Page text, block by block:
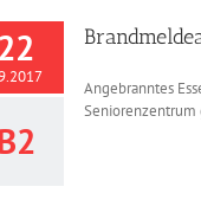
22
Angebranntes
Seniorenzentrum